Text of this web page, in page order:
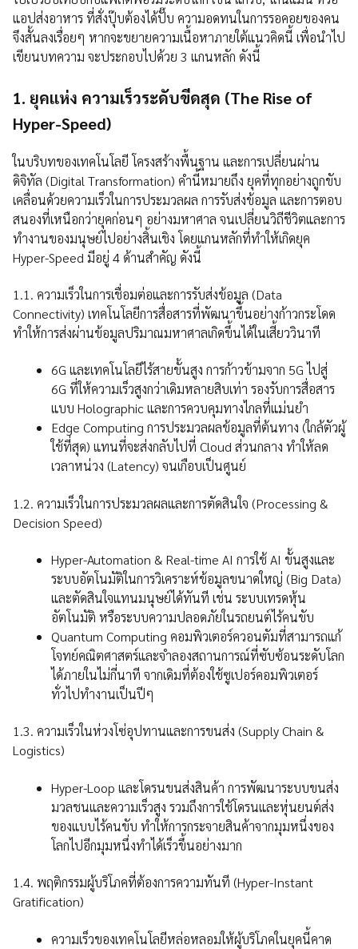
แอปส่งอาหาร ที่สั่งปุ๊บต้องได้ปั๊บ ความอดทนในการรอคอยของคน
จึงสั้นลงเรื่อยๆ หากจะขยายความเนื้อหาภายใต้แนวคิดนี้ เพื่อนำไป
เขียนบทความ จะประกอบไปด้วย 3 แกนหลัก ดังนี้
1. ยุคแห่ง ความเร็วระดับขีดสุด (The Rise of
Hyper-Speed)
ในบริบทของเทคโนโลยี โครงสร้างพื้นฐาน และการเปลี่ยนผ่าน
ดิจิทัล (Digital Transformation) คำนี้หมายถึง ยุคที่ทุกอย่างถูกขับ
เคลื่อนด้วยความเร็วในการประมวลผล การรับส่งข้อมูล และการตอบ
สนองที่เหนือกว่ายุคก่อนๆ อย่างมหาศาล จนเปลี่ยนวิถีชีวิตและการ
ทำงานของมนุษย์ไปอย่างสิ้นเชิง โดยแกนหลักที่ทำให้เกิดยุค
Hyper-Speed มีอยู่ 4 ด้านสำคัญ ดังนี้
1.1. ความเร็วในการเชื่อมต่อและการรับส่งข้อมูล (Data
Connectivity) เทคโนโลยีการสื่อสารที่พัฒนาขึ้นอย่างก้าวกระโดด
ทำให้การส่งผ่านข้อมูลปริมาณมหาศาลเกิดขึ้นได้ในเสี้ยววินาที
6G และเทคโนโลยีไร้สายขั้นสูง การก้าวข้ามจาก 5G ไปสู่
6G ที่ให้ความเร็วสูงกว่าเดิมหลายสิบเท่า รองรับการสื่อสาร
แบบ Holographic และการควบคุมทางไกลที่แม่นยำ
Edge Computing การประมวลผลข้อมูลที่ต้นทาง (ใกล้ตัวผู้
ใช้ที่สุด) แทนที่จะส่งกลับไปที่ Cloud ส่วนกลาง ทำให้ลด
เวลาหน่วง (Latency) จนเกือบเป็นศูนย์
1.2. ความเร็วในการประมวลผลและการตัดสินใจ (Processing &
Decision Speed)
Hyper-Automation & Real-time AI การใช้ AI ขั้นสูงและ
ระบบอัตโนมัติในการวิเคราะห์ข้อมูลขนาดใหญ่ (Big Data)
และตัดสินใจแทนมนุษย์ได้ทันที เช่น ระบบเทรดหุ้น
อัตโนมัติ หรือระบบความปลอดภัยในรถยนต์ไร้คนขับ
Quantum Computing คอมพิวเตอร์ควอนตัมที่สามารถแก้
โจทย์คณิตศาสตร์และจำลองสถานการณ์ที่ซับซ้อนระดับโลก
ได้ภายในไม่กี่นาที จากเดิมที่ต้องใช้ซูเปอร์คอมพิวเตอร์
ทั่วไปทำงานเป็นปีๆ
1.3. ความเร็วในห่วงโซ่อุปทานและการขนส่ง (Supply Chain &
Logistics)
Hyper-Loop และโดรนขนส่งสินค้า การพัฒนาระบบขนส่ง
มวลชนและความเร็วสูง รวมถึงการใช้โดรนและหุ่นยนต์ส่ง
ของแบบไร้คนขับ ทำให้การกระจายสินค้าจากมุมหนึ่งของ
โลกไปอีกมุมหนึ่งทำได้เร็วขึ้นอย่างมาก
1.4. พฤติกรรมผู้บริโภคที่ต้องการความทันที (Hyper-Instant
Gratification)
ความเร็วของเทคโนโลยีหล่อหลอมให้ผู้บริโภคในยุคนี้คาด